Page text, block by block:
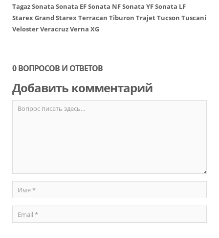
TagazSonata Sonata EFSonata NFSonata YFSonata LF
StarexGrand StarexTerracan Tiburon TrajetTucson Tuscani
VelosterVeracruzVerna XG
0 ВОПРОСОВ И ОТВЕТОВ
Добавить комментарий